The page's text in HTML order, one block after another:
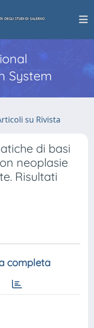
System
su Rivista
di basi
neoplasie
Risultati
completa